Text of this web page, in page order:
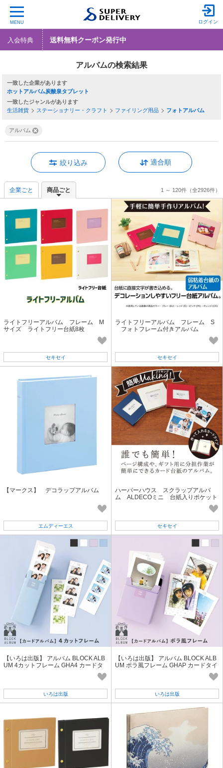
MENU ログイン
入会特典 送料無料クーポン発行中
アルバムの検索結果
一致した企業
ホットアルバム炭酸泉タブレット
一致したジャンル
生活雑貨
ステーショナリー・クラフト ファイリング用品 フォトアルバム
アルバム
絞り込み 適合順
企業ごと 商品ごと 1 ～ 120件（全2926件）
ライトフリーアルバム フレーム M
サイズ ライトフリー台紙8枚
セキセイ
ライトフリーアルバム フレーム S
フォトフレーム付きアルバム
セキセイ
【マークス】 デコラップアルバム
エムディーエス
ハーパーハウス スクラップアルバ
ム ALDECOミニ 台紙入りポケット
セキセイ
【いろは出版】 アルバム BLOCK ALB
UM 4カットフレーム GHA4 カードタ
いろは出版
【いろは出版】 アルバム BLOCK ALB
UM ポラ風フレーム GHAP カードタイ
いろは出版